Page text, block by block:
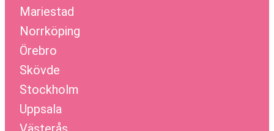
Mariestad
Norrköping
Örebro
Skövde
Stockholm
Uppsala